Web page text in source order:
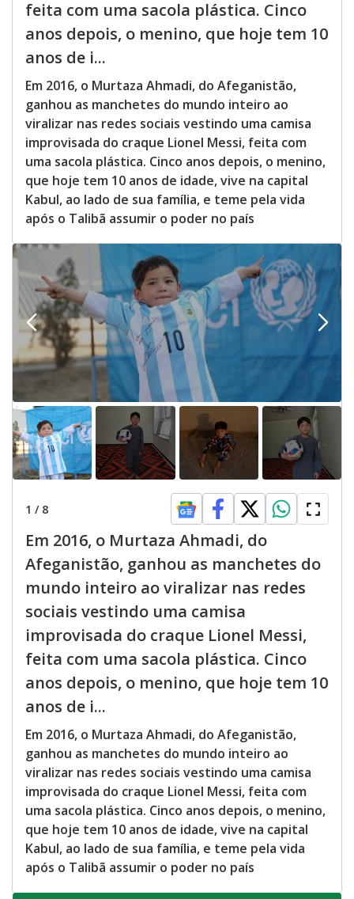
feita com uma sacola plástica. Cinco
anos depois, o menino, que hoje tem 10
anos de i...
Em 2016, o Murtaza Ahmadi, do Afeganistão,
ganhou as manchetes do mundo inteiro ao
viralizar nas redes sociais vestindo uma camisa
improvisada do craque Lionel Messi, feita com
uma sacola plástica. Cinco anos depois, o menino,
que hoje tem 10 anos de idade, vive na capital
Kabul, ao lado de sua família, e teme pela vida
após o Talibã assumir o poder no país
1 / 8
Em 2016, o Murtaza Ahmadi, do
Afeganistão, ganhou as manchetes do
mundo inteiro ao viralizar nas redes
sociais vestindo uma camisa
improvisada do craque Lionel Messi,
feita com uma sacola plástica. Cinco
anos depois, o menino, que hoje tem 10
anos de i...
Em 2016, o Murtaza Ahmadi, do Afeganistão,
ganhou as manchetes do mundo inteiro ao
viralizar nas redes sociais vestindo uma camisa
improvisada do craque Lionel Messi, feita com
uma sacola plástica. Cinco anos depois, o menino,
que hoje tem 10 anos de idade, vive na capital
Kabul, ao lado de sua família, e teme pela vida
após o Talibã assumir o poder no país